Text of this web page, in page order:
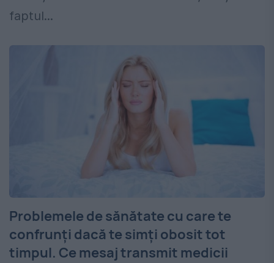
faptul...
Problemele de sănătate cu care te
confrunți dacă te simți obosit tot
timpul. Ce mesaj transmit medicii